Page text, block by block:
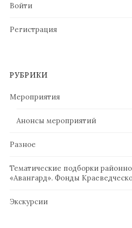
Войти
Регистрация
РУБРИКИ
Мероприятия
Анонсы мероприятий
Разное
Тематические подборки
«Авангард». Фонды
Экскурсии